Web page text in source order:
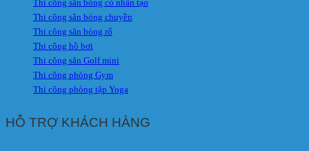
Thi công sân bóng cỏ nhân tạo
Thi công sân bóng chuyền
Thi công sân bóng rổ
Thi công hồ bơi
Thi công sân Golf mini
Thi công phòng Gym
Thi công phòng tập Yoga
HỖ TRỢ KHÁCH HÀNG